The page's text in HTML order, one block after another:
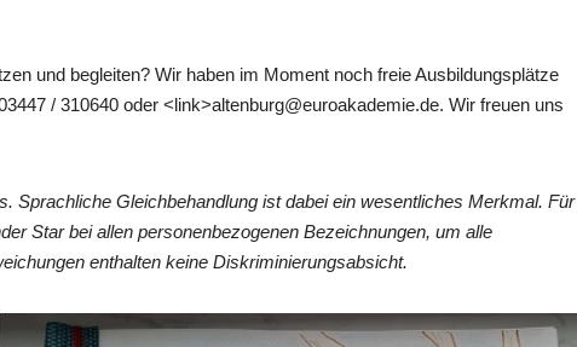
und begleiten? Wir haben im Moment noch freie Ausbildungsplätze
/ 310640 oder <link>altenburg@euroakademie.de. Wir freuen uns
Sprachliche Gleichbehandlung ist dabei ein wesentliches Merkmal. Für
Star bei allen personenbezogenen Bezeichnungen, um alle
enthalten keine Diskriminierungsabsicht.